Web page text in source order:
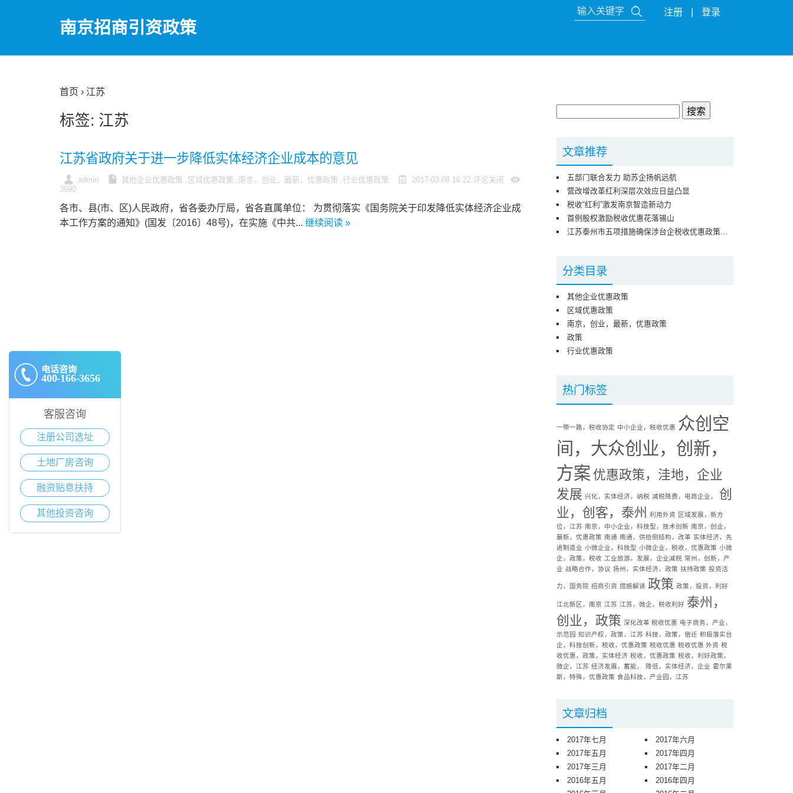
电话咨询
400-166-3656
客服咨询
注册公司选址
土地厂房咨询
融资贴息扶持
其他投资咨询
南京招商引资政策
注册 登录
首页 › 江苏
标签: 江苏
江苏省政府关于进一步降低实体经济企业成本的意见
admin 其他企业优惠政策 区域优惠政策 南京，创业，最新，优惠政策 行业优惠政策 2017-03-08 16:22 评论关闭
3890
各市、县(市、区)人民政府，省各委办厅局，省各直属单位： 为贯彻落实《国务院关于印发降低实体经济企业成
本工作方案的通知》(国发〔2016〕48号)，在实施《中共... 继续阅读 »
文章推荐
五部门联合发力 助苏企扬帆远航
营改增改革红利深层次效应日益凸显
税收“红利”激发南京智造新动力
首例股权激励税收优惠花落锡山
江苏泰州市五项措施确保涉台企税收优惠政策落地见效
分类目录
其他企业优惠政策
区域优惠政策
南京，创业，最新，优惠政策
政策
行业优惠政策
热门标签
一带一路，税收协定 中小企业，税收优惠 众创空
间，大众创业，创新，
方案 优惠政策，洼地，企业
发展 兴化，实体经济，纳税 减税降费，电商企业，
创
业，创客，泰州
利用外资 区域发展，新方
位，江苏 南京，中小企业，科技型，技术创新 南京，创业，
最新，优惠政策 南通 南通，供给侧结构，改革 实体经济，先
进制造业 小微企业，科技型 小微企业，税收，优惠政策 小微
企，政策，税收 工业旅游，发展，企业减税 常州，创新，产
业 战略合作，协议 扬州，实体经济，政策 扶持政策 投资活
力，国务院 招商引资 措施解读 政策 政策，投资，利好
江北新区，南京 江苏 江苏，微企，税收利好 泰州，
创业，政策 深化改革 税收优惠 电子商务，产业，
示范园 知识产权，政策，江苏 科技，政策，宿迁 积极落实台
企，科技创新，税收，优惠政策 税收优惠 税收优惠 外资 税
收优惠，政策，实体经济 税收，优惠政策 税收，利好政策，
微企，江苏 经济发展，蓄能， 降低，实体经济，企业 霍尔果
斯，特殊，优惠政策 食品科技，产业园，江苏
文章归档
2017年七月
2017年六月
2017年五月
2017年四月
2017年三月
2017年二月
2016年五月
2016年四月